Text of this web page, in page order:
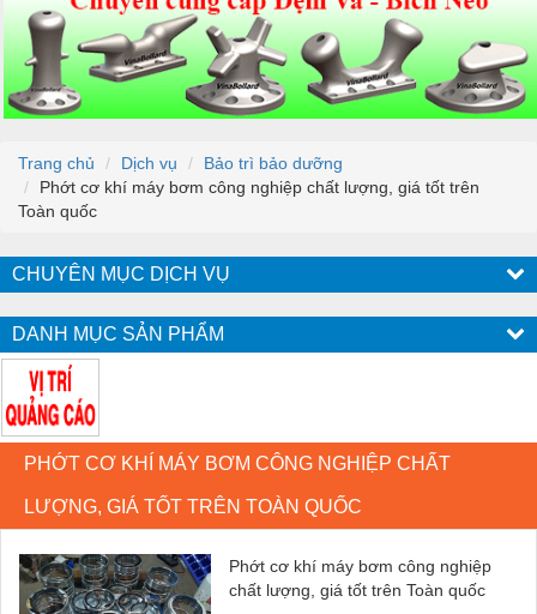
Trang chủ Dịch vụ
Bảo trì bảo dưỡng
Phớt cơ khí máy bơm công nghiệp chất lượng, giá tốt trên
Toàn quốc
CHUYÊN MỤC DỊCH VỤ
DANH MỤC SẢN PHẨM
PHỚT CƠ KHÍ MÁY BƠM CÔNG NGHIỆP CHẤT
LƯỢNG, GIÁ TỐT TRÊN TOÀN QUỐC
Phớt cơ khí máy bơm công nghiệp
chất lượng, giá tốt trên Toàn quốc